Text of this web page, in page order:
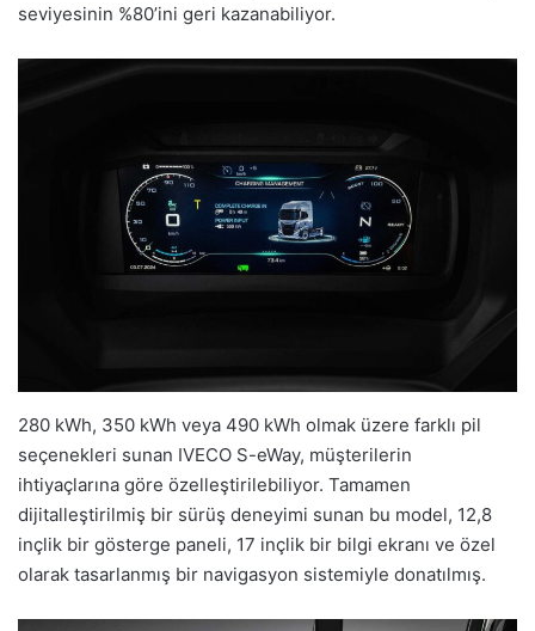
seviyesinin %80’ini geri kazanabiliyor.
280 kWh, 350 kWh veya 490 kWh olmak üzere farklı pil
seçenekleri sunan IVECO S-eWay, müşterilerin
ihtiyaçlarına göre özelleştirilebiliyor. Tamamen
dijitalleştirilmiş bir sürüş deneyimi sunan bu model, 12,8
inçlik bir gösterge paneli, 17 inçlik bir bilgi ekranı ve özel
olarak tasarlanmış bir navigasyon sistemiyle donatılmış.